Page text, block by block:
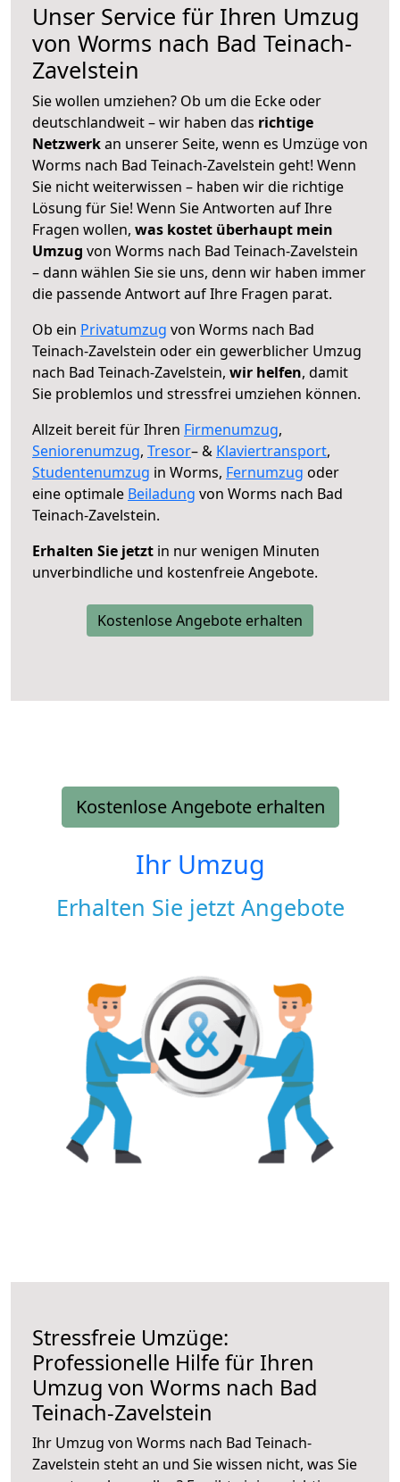
Unser Service für Ihren Umzug
von Worms nach Bad Teinach-
Zavelstein
Sie wollen umziehen? Ob um die Ecke oder
deutschlandweit – wir haben das richtige
Netzwerkan unserer Seite, wenn es Umzüge von
Worms nach Bad Teinach-Zavelstein geht! Wenn
Sie nicht weiterwissen – haben wir die richtige
Lösung für Sie! Wenn Sie Antworten auf Ihre
Fragen wollen, was kostet überhaupt mein
Umzug von Worms nach Bad Teinach-Zavelstein
– dann wählen Sie sie uns, denn wir haben immer
die passende Antwort auf Ihre Fragen parat.
Ob ein Privatumzug von Worms nach Bad
Teinach-Zavelstein oder ein gewerblicher Umzug
nach Bad Teinach-Zavelstein, wir helfen, damit
Sie problemlos und stressfrei umziehen können.
Allzeit bereit für Ihren Firmenumzug,
Seniorenumzug, Tresor– & Klaviertransport,
Studentenumzug in Worms, Fernumzug oder
eine optimale Beiladung von Worms nach Bad
Teinach-Zavelstein.
Erhalten Sie jetzt in nur wenigen Minuten
unverbindliche und kostenfreie Angebote.
Kostenlose Angebote erhalten
Kostenlose Angebote erhalten
Ihr Umzug
Erhalten Sie jetzt Angebote
Stressfreie Umzüge:
Professionelle Hilfe für Ihren
Umzug von Worms nach Bad
Teinach-Zavelstein
Ihr Umzug von Worms nach Bad Teinach-
Zavelstein steht an und Sie wissen nicht, was Sie